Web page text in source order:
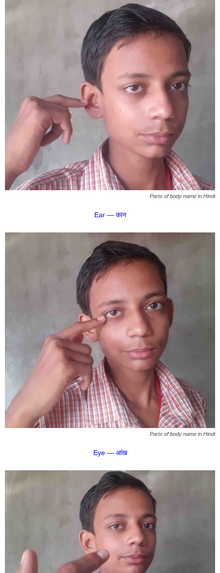
Parts of body name in Hindi
Ear — कान
Parts of body name in Hindi
Eye — आंख